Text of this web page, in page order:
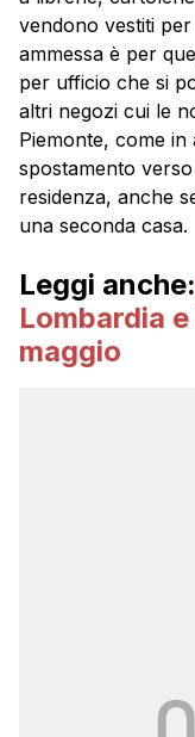
vendono vestiti per
ammessa è per
per ufficio che si
altri negozi cui le
Piemonte, come
spostamento
residenza, anche
una seconda casa.
Leggi anche:
Lombardia
maggio